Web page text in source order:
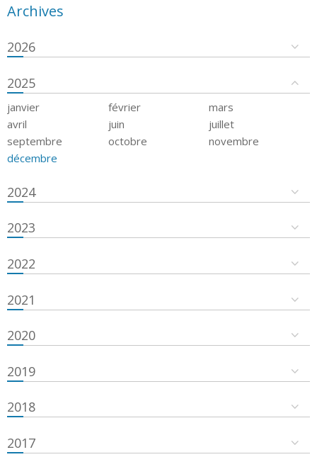
Archives
2026
2025
janvier février
mars
avril
juin
juillet
septembre
octobre
novembre
décembre
2024
2023
2022
2021
2020
2019
2018
2017